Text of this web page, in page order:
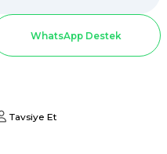
WhatsApp Destek
Tavsiye Et